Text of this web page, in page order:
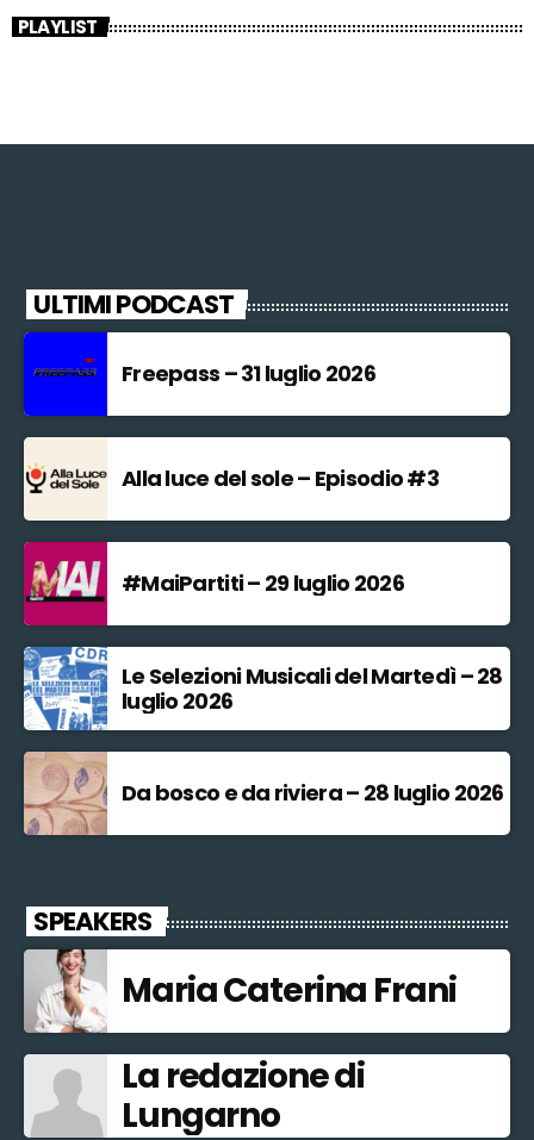
PLAYLIST
ULTIMI PODCAST
Freepass – 31 luglio 2026
Alla luce del sole – Episodio #3
#MaiPartiti – 29 luglio 2026
Le Selezioni Musicali del Martedì – 28
luglio 2026
Da bosco e da riviera – 28 luglio 2026
SPEAKERS
Maria Caterina Frani
La redazione di
Lungarno